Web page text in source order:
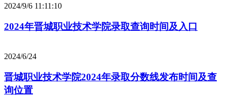
2024/9/6 11:11:10
2024年晋城职业技术学院录取查询时间及入口
2024/6/24
晋城职业技术学院2024年录取分数线发布时间及查
询位置